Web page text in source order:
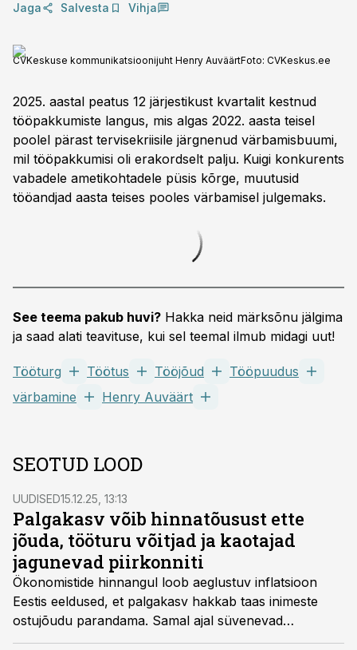
Jaga Salvesta Vihja
CVKeskuse kommunikatsioonijuht Henry AuväärtFoto: CVKeskus.ee
2025. aastal peatus 12 järjestikust kvartalit kestnud
tööpakkumiste langus, mis algas 2022. aasta teisel
poolel pärast tervisekriisile järgnenud värbamisbuumi,
mil tööpakkumisi oli erakordselt palju. Kuigi konkurents
vabadele ametikohtadele püsis kõrge, muutusid
tööandjad aasta teises pooles värbamisel julgemaks.
See teema pakub huvi? Hakka neid märksõnu jälgima
ja saad alati teavituse, kui sel teemal ilmub midagi uut!
Tööturg Töötus Tööjõud
Tööpuudus
värbamine
Henry Auväärt
SEOTUD LOOD
UUDISED15.12.25, 13:13
Palgakasv võib hinnatõusust ette
jõuda, tööturu võitjad ja kaotajad
jagunevad piirkonniti
Ökonomistide hinnangul loob aeglustuv inflatsioon
Eestis eeldused, et palgakasv hakkab taas inimeste
ostujõudu parandama. Samal ajal süvenevad
regionaalsed erinevused tööturul ja palkades, mis